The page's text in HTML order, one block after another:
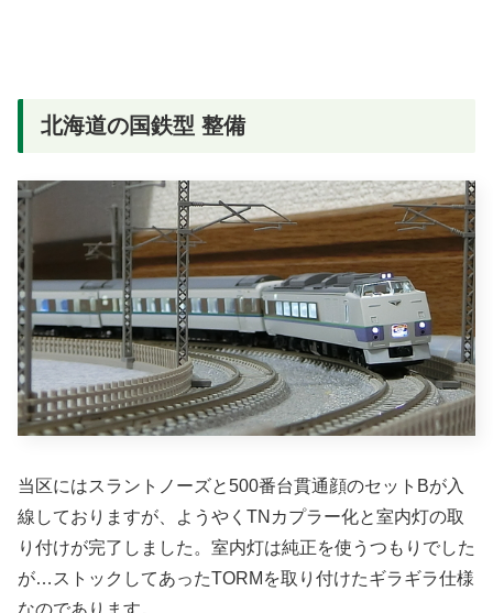
北海道の国鉄型 整備
当区にはスラントノーズと500番台貫通顔のセットBが入
線しておりますが、ようやくTNカプラー化と室内灯の取
り付けが完了しました。室内灯は純正を使うつもりでした
が…ストックしてあったTORMを取り付けたギラギラ仕様